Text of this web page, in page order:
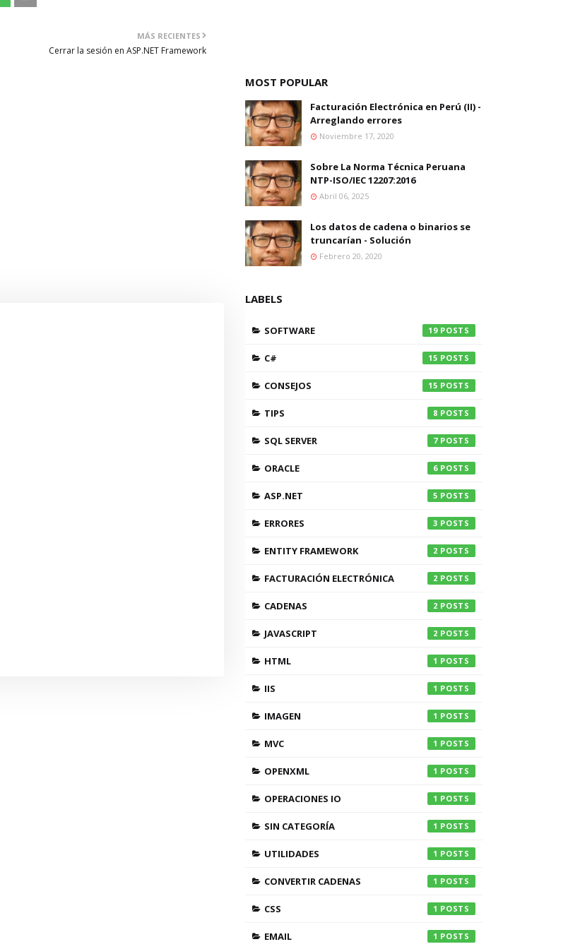
MÁS RECIENTES
Cerrar la sesión en ASP.NET Framework
MOST POPULAR
Facturación Electrónica en Perú (II) -
Arreglando errores
Noviembre 17, 2020
Sobre La Norma Técnica Peruana
NTP-ISO/IEC 12207:2016
Abril 06, 2025
Los datos de cadena o binarios se
truncarían - Solución
Febrero 20, 2020
LABELS
SOFTWARE 19
C# 15
CONSEJOS 15
TIPS 8
SQL SERVER 7
ORACLE 6
ASP.NET 5
ERRORES 3
ENTITY FRAMEWORK 2
FACTURACIÓN ELECTRÓNICA 2
CADENAS 2
JAVASCRIPT 2
HTML 1
IIS 1
IMAGEN 1
MVC 1
OPENXML 1
OPERACIONES IO 1
SIN CATEGORÍA 1
UTILIDADES 1
CONVERTIR CADENAS 1
CSS 1
EMAIL 1